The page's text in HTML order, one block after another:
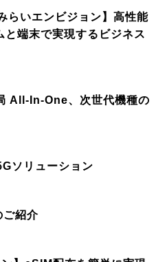
らいエンビジョン】高性能
と端末で実現するビジネス
All-In-One、次世代機種の
ソリューション
ご紹介